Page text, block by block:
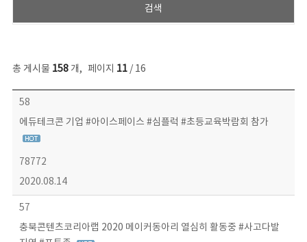
총 게시물 158개, 페이지 11/ 16
콘텐츠이슈 목록 - 번호, 제목, 작성자, 파일, 조회수, 작성일 정보 제공
58
에듀테크콘 기업 #아이스페이스 #심플럭 #초등교육박람회 참가
78772
2020.08.14
57
충북콘텐츠코리아랩 2020 메이커동아리 열심히 활동중 #사고다발